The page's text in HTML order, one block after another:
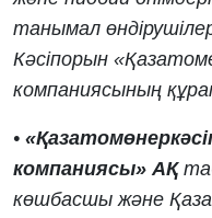
танымал
Кәсіпорын
компаниясының
•
компаниясы» АҚ
көшбасшы және